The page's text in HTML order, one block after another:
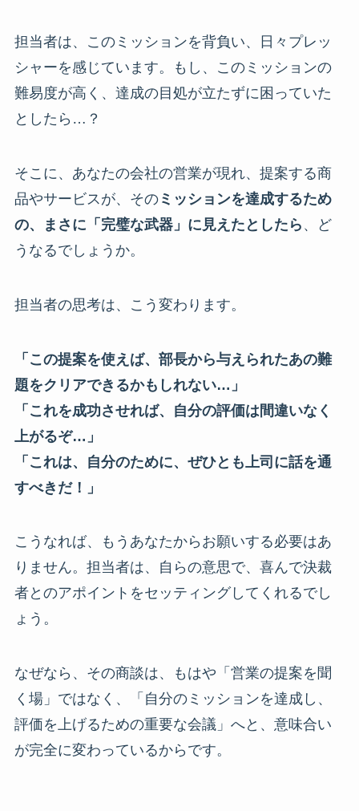
担当者は、このミッションを背負い、日々プレッ
シャーを感じています。もし、このミッションの
難易度が高く、達成の目処が立たずに困っていた
としたら…？
そこに、あなたの会社の営業が現れ、提案する商
品やサービスが、そのミッションを達成するため
の、まさに「完璧な武器」に見えたとしたら 、ど
うなるでしょうか。
担当者の思考は、こう変わります。
「この提案を使えば、部長から与えられたあの難
題をクリアできるかもしれない…」
「これを成功させれば、自分の評価は間違いなく
上がるぞ…」
「これは、自分のために、ぜひとも上司に話を通
すべきだ！」
こうなれば、もうあなたからお願いする必要はあ
りません。担当者は、自らの意思で、喜んで決裁
者とのアポイントをセッティングしてくれるでし
ょう。
なぜなら、その商談は、もはや「営業の提案を聞
く場」ではなく、「自分のミッションを達成し、
評価を上げるための重要な会議」へと、意味合い
が完全に変わっているからです。